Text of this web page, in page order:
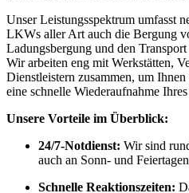
Unser Leistungsspektrum umfasst
LKWs aller Art auch die Bergung
Ladungsbergung und den
Wir arbeiten eng mit Werkstätten,
Dienstleistern zusammen, um
eine schnelle Wiederaufnahme
Unsere Vorteile im Überblick:
24/7-Notdienst: Wir sind
auch an Sonn- und
Schnelle Reaktionszeiten: